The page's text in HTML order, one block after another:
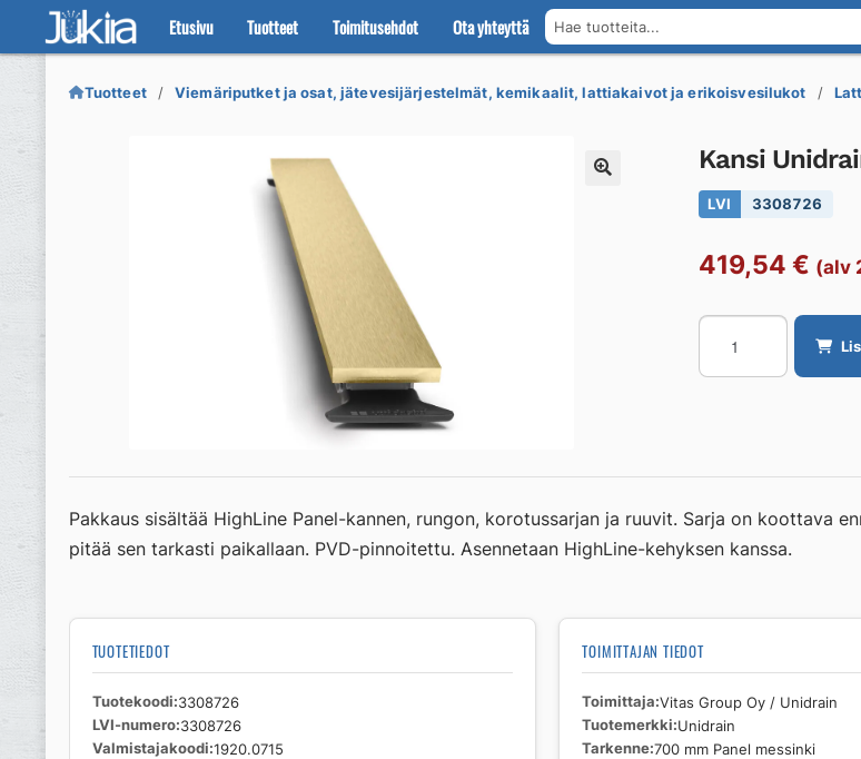
Etusivu Tuotteet Toimitusehdot Ota yhteyttä Hae tuotteita...
Siirry
navigointiin
Siirry
sisältöön
Tuotteet Viemäriputket ja osat, jätevesijärjestelmät, kemikaalit, lattiakaivot ja erikoisvesilukot
Kansi
LVI 3308726
419,54 € (alv
Kansi
Unidrain
700
Pakkaus sisältää HighLine Panel-kannen, rungon, korotussarjan ja ruuvit. Sarja on koottava
pitää sen tarkasti paikallaan. PVD-pinnoitettu. Asennetaan HighLine-kehyksen kanssa.
TUOTETIEDOT
Tuotekoodi 3308726
LVI-numero 3308726
Valmistajakoodi 1920.0715
TOIMITTAJAN TIEDOT
Toimittaja Vitas Group Oy / Unidrain
Tuotemerkki Unidrain
Tarkenne 700 mm Panel messinki